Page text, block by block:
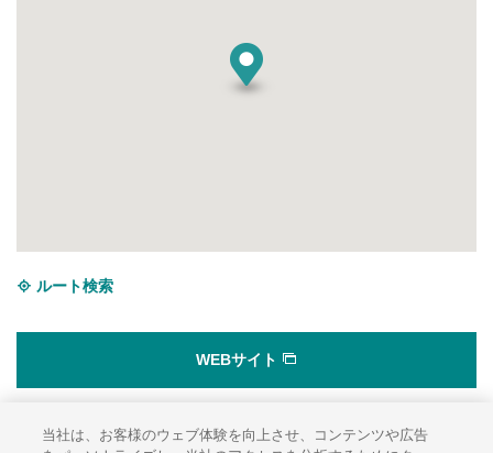
ルート検索
WEBサイト
サイトのご利用にあたって
当社は、お客様のウェブ体験を向上させ、コンテンツや広告